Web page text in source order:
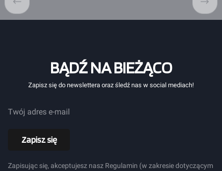
BĄDŹ NA BIEŻĄCO
Zapisz się do newslettera oraz śledź nas w social mediach!
Twój adres e-mail
Zapisz się
Zapisując się, akceptujesz nasz Regulamin (w zakresie dotyczącym